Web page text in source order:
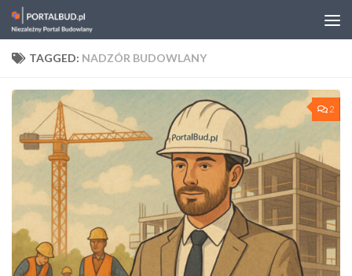
Skip to content
TAGGED: NADZÓR BUDOWLANY
2